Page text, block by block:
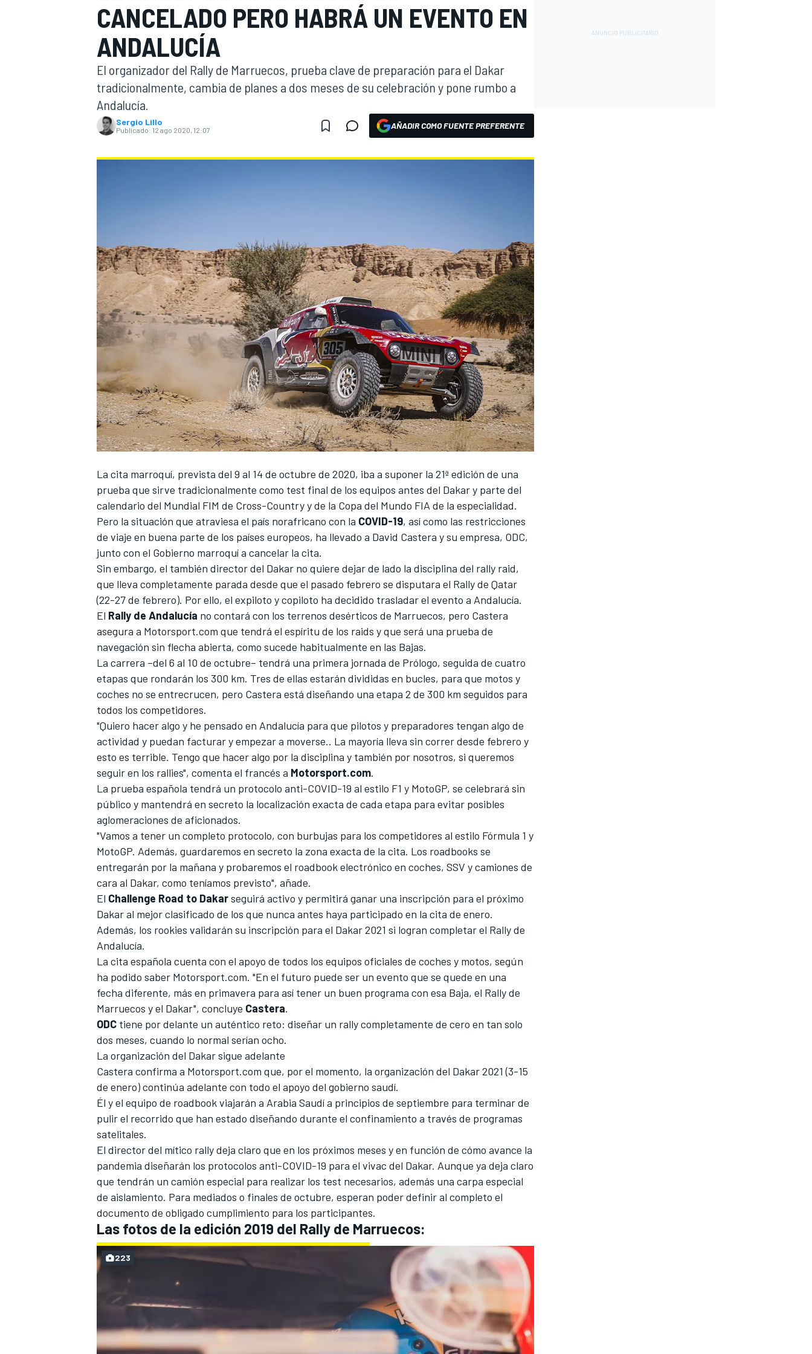
FÓRMULA E MOTO
NASCARINDYCARSPORTSCAR
MÁS
CANCELADO PERO HABRÁ UN EVENTO EN
ANDALUCÍA
El organizador del Rally de Marruecos, prueba clave de preparación para el Dakar
tradicionalmente, cambia de planes a dos meses de su celebración y pone rumbo a
Andalucía.
Sergio Lillo
Publicado: 12 ago 2020, 12:07 AÑADIR COMO FUENTE PREFERENTE
La cita marroquí, prevista del 9 al 14 de octubre de 2020, iba a suponer la 21ª edición de una
prueba que sirve tradicionalmente como test final de los equipos antes del Dakar y parte del
calendario del Mundial FIM de Cross-Country y de la Copa del Mundo FIA de la especialidad.
Pero la situación que atraviesa el país norafricano con la COVID-19, así como las restricciones
de viaje en buena parte de los países europeos, ha llevado a David Castera y su empresa, ODC,
junto con el Gobierno marroquí a cancelar la cita.
Sin embargo, el también director del Dakar no quiere dejar de lado la disciplina del rally raid,
que lleva completamente parada desde que el pasado febrero se disputara el Rally de Qatar
(22-27 de febrero). Por ello, el expiloto y copiloto ha decidido trasladar el evento a Andalucía.
El Rally de Andalucía no contará con los terrenos desérticos de Marruecos, pero Castera
asegura a Motorsport.com que tendrá el espíritu de los raids y que será una prueba de
navegación sin flecha abierta, como sucede habitualmente en las Bajas.
La carrera –del 6 al 10 de octubre– tendrá una primera jornada de Prólogo, seguida de cuatro
etapas que rondarán los 300 km. Tres de ellas estarán divididas en bucles, para que motos y
coches no se entrecrucen, pero Castera está diseñando una etapa 2 de 300 km seguidos para
todos los competidores.
"Quiero hacer algo y he pensado en Andalucía para que pilotos y preparadores tengan algo de
actividad y puedan facturar y empezar a moverse.. La mayoría lleva sin correr desde febrero y
esto es terrible. Tengo que hacer algo por la disciplina y también por nosotros, si queremos
seguir en los rallies", comenta el francés a Motorsport.com.
La prueba española tendrá un protocolo anti-COVID-19 al estilo F1 y MotoGP, se celebrará sin
público y mantendrá en secreto la localización exacta de cada etapa para evitar posibles
aglomeraciones de aficionados.
"Vamos a tener un completo protocolo, con burbujas para los competidores al estilo Fórmula 1 y
MotoGP. Además, guardaremos en secreto la zona exacta de la cita. Los roadbooks se
entregarán por la mañana y probaremos el roadbook electrónico en coches, SSV y camiones de
cara al Dakar, como teníamos previsto", añade.
El Challenge Road to Dakarseguirá activo y permitirá ganar una inscripción para el próximo
Dakar al mejor clasificado de los que nunca antes haya participado en la cita de enero.
Además, los rookies validarán su inscripción para el Dakar 2021 si logran completar el Rally de
Andalucía.
La cita española cuenta con el apoyo de todos los equipos oficiales de coches y motos, según
ha podido saber Motorsport.com. "En el futuro puede ser un evento que se quede en una
fecha diferente, más en primavera para así tener un buen programa con esa Baja, el Rally de
Marruecos y el Dakar", concluye Castera.
ODC tiene por delante un auténtico reto: diseñar un rally completamente de cero en tan solo
dos meses, cuando lo normal serían ocho.
La organización del Dakar sigue adelante
Castera confirma a Motorsport.com que, por el momento, la organización del Dakar 2021 (3-15
de enero) continúa adelante con todo el apoyo del gobierno saudí.
Él y el equipo de roadbook viajarán a Arabia Saudí a principios de septiembre para terminar de
pulir el recorrido que han estado diseñando durante el confinamiento a través de programas
satelitales.
El director del mítico rally deja claro que en los próximos meses y en función de cómo avance la
pandemia diseñarán los protocolos anti-COVID-19 para el vivac del Dakar. Aunque ya deja claro
que tendrán un camión especial para realizar los test necesarios, además una carpa especial
de aislamiento. Para mediados o finales de octubre, esperan poder definir al completo el
documento de obligado cumplimiento para los participantes.
Las fotos de la edición 2019 del Rally de Marruecos:
223